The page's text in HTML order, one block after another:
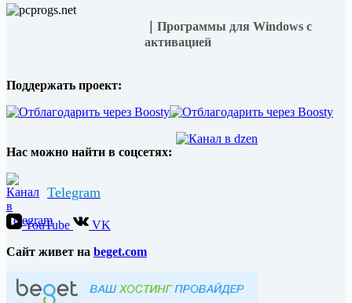
｜Программы для Windows с
активацией
Поддержать проект:
Нас можно найти в соцсетях:
Telegram
YouTube
VK
Cайт живет на beget.com